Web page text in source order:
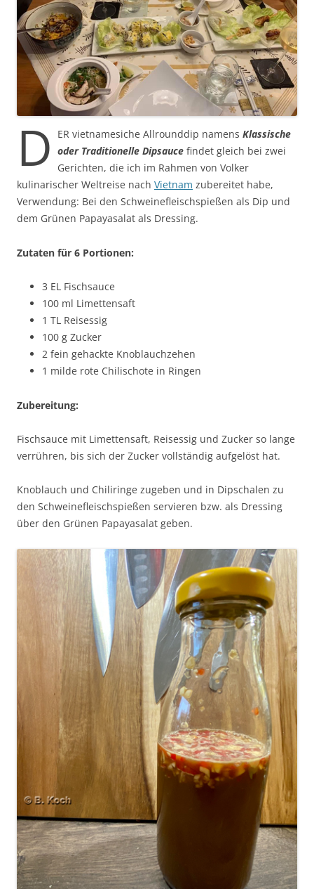
D ER vietnamesiche Allrounddip namens Klassische
oder Traditionelle Dipsauce findet gleich bei zwei
Gerichten, die ich im Rahmen von Volker
kulinarischer Weltreise nach Vietnam zubereitet habe,
Verwendung: Bei den Schweinefleischspießen als Dip und
dem Grünen Papayasalat als Dressing.
Zutaten für 6 Portionen:
3 EL Fischsauce
100 ml Limettensaft
1 TL Reisessig
100 g Zucker
2 fein gehackte Knoblauchzehen
1 milde rote Chilischote in Ringen
Zubereitung:
Fischsauce mit Limettensaft, Reisessig und Zucker so lange
verrühren, bis sich der Zucker vollständig aufgelöst hat.
Knoblauch und Chiliringe zugeben und in Dipschalen zu
den Schweinefleischspießen servieren bzw. als Dressing
über den Grünen Papayasalat geben.